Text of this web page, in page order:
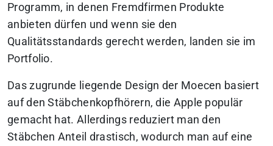
Programm, in denen Fremdfirmen Produkte
anbieten dürfen und wenn sie den
Qualitätsstandards gerecht werden, landen sie im
Portfolio.
Das zugrunde liegende Design der Moecen basiert
auf den Stäbchenkopfhörern, die Apple populär
gemacht hat. Allerdings reduziert man den
Stäbchen Anteil drastisch, wodurch man auf eine